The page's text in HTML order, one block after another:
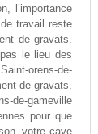
l’importance
travail reste
de gravats.
le lieu des
orens-de-
de gravats.
de-gameville
pour que
votre cave